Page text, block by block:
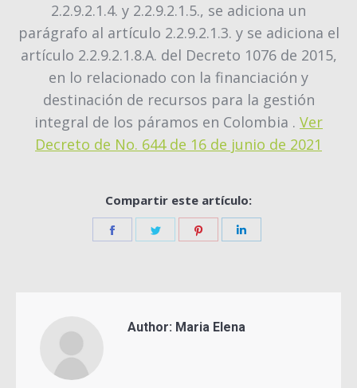
2.2.9.2.1.4. y 2.2.9.2.1.5., se adiciona un
parágrafo al artículo 2.2.9.2.1.3. y se adiciona el
artículo 2.2.9.2.1.8.A. del Decreto 1076 de 2015,
en lo relacionado con la financiación y
destinación de recursos para la gestión
integral de los páramos en Colombia . Ver
Decreto de No. 644 de 16 de junio de 2021
Compartir este artículo:
Share
Share
Share
Author: Maria Elena